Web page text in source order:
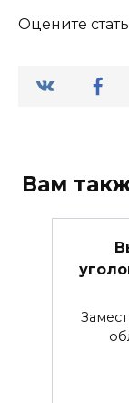
Оцените
Вам